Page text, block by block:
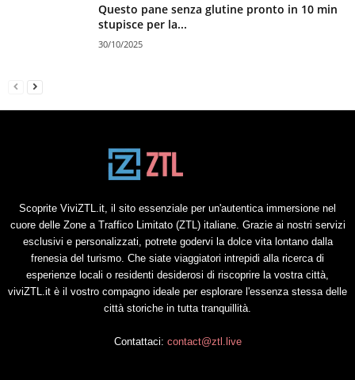
Questo pane senza glutine pronto in 10 min
stupisce per la...
30/10/2025
Scoprite ViviZTL.it, il sito essenziale per un'autentica immersione nel
cuore delle Zone a Traffico Limitato (ZTL) italiane. Grazie ai nostri servizi
esclusivi e personalizzati, potrete godervi la dolce vita lontano dalla
frenesia del turismo. Che siate viaggiatori intrepidi alla ricerca di
esperienze locali o residenti desiderosi di riscoprire la vostra città,
viviZTL.it è il vostro compagno ideale per esplorare l'essenza stessa delle
città storiche in tutta tranquillità.
Contattaci: contact@ztl.live